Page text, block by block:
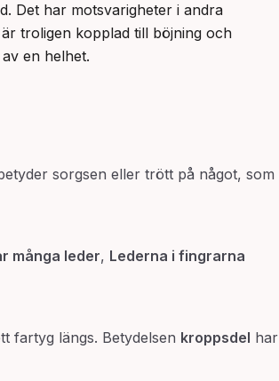
Det har motsvarigheter i andra
troligen kopplad till böjning och
en helhet.
sorgsen eller trött på något, som
många leder, Lederna i fingrarna
fartyg längs. Betydelsen kroppsdel har